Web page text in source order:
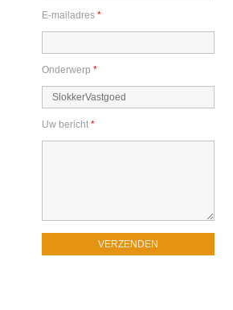
E-mailadres *
Onderwerp *
Uw bericht *